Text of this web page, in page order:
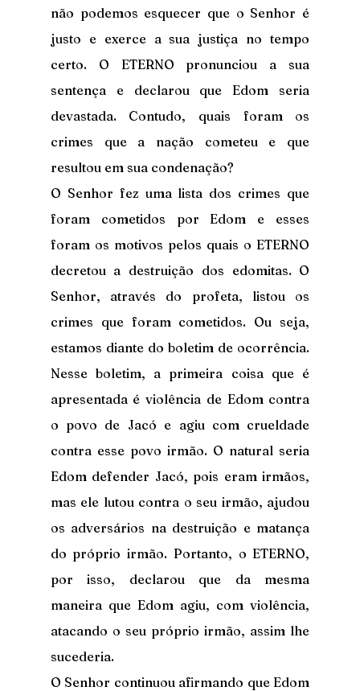
não podemos esquecer que o Senhor é
justo e exerce a sua justiça no tempo
certo. O ETERNO pronunciou a sua
sentença e declarou que Edom seria
devastada. Contudo, quais foram os
crimes que a nação cometeu e que
resultou em sua condenação?
O Senhor fez uma lista dos crimes que
foram cometidos por Edom e esses
foram os motivos pelos quais o ETERNO
decretou a destruição dos edomitas. O
Senhor, através do profeta, listou os
crimes que foram cometidos. Ou seja,
estamos diante do boletim de ocorrência.
Nesse boletim, a primeira coisa que é
apresentada é violência de Edom contra
o povo de Jacó e agiu com crueldade
contra esse povo irmão. O natural seria
Edom defender Jacó, pois eram irmãos,
mas ele lutou contra o seu irmão, ajudou
os adversários na destruição e matança
do próprio irmão. Portanto, o ETERNO,
por isso, declarou que da mesma
maneira que Edom agiu, com violência,
atacando o seu próprio irmão, assim lhe
sucederia.
O Senhor continuou afirmando que Edom